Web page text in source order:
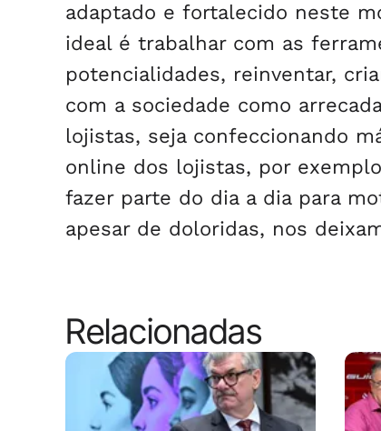
adaptado e fortalecido neste
ideal é trabalhar com as
potencialidades, reinventar,
com a sociedade como
lojistas, seja confeccionando
online dos lojistas, por
fazer parte do dia a dia para
apesar de doloridas, nos
Relacionadas